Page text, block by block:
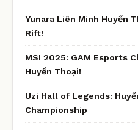
Yunara Liên Minh Huyền
Rift!
MSI 2025: GAM Esports
Huyền Thoại!
Uzi Hall of Legends:
Championship